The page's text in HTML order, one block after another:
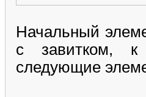
Начальный
с завитком,
следующие